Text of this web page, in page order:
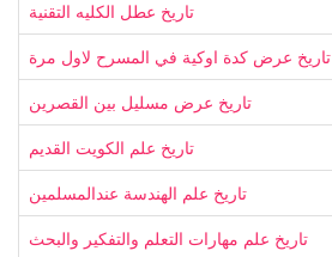
تاريخ عطل الكليه التقنية
تاريخ عرض كدة اوكية في المسرح لاول مرة
تاريخ عرض مسليل بين القصرين
تاريخ علم الكويت القديم
تاريخ علم الهندسة عندالمسلمين
تاريخ علم مهارات التعلم والتفكير والبحث